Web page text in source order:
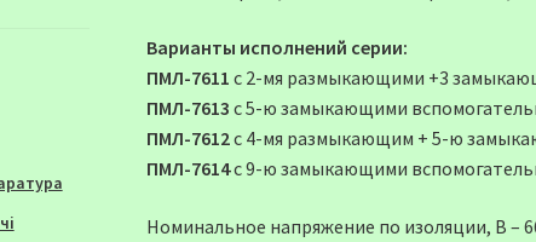
Варианты исполнений серии:
ПМЛ-7611 с 2-мя размыкающими +3
ПМЛ-7613 с 5-ю замыкающими
ПМЛ-7612с 4-мя размыкающим + 5-ю
ПМЛ-7614с 9-ю замыкающими
Номинальное напряжение по изоляции, В –